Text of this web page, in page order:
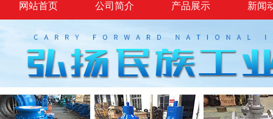
网站首页 公司简介 产品展示 新闻